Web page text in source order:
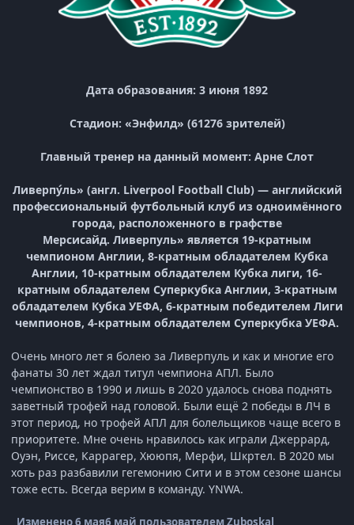
Дата образования: 3 июня 1892
Стадион: «Энфилд» (61276 зрителей)
Главный тренер на данный момент: Арне Слот
Ливерпу́ль» (англ. Liverpool Football Club) — английский
профессиональный футбольный клуб из одноимённого
города, расположенного в графстве
Мерсисайд. Ливерпуль» является 19-кратным
чемпионом Англии, 8-кратным обладателем Кубка
Англии, 10-кратным обладателем Кубка лиги, 16-
кратным обладателем Суперкубка Англии, 3-кратным
обладателем Кубка УЕФА, 6-кратным победителем Лиги
чемпионов, 4-кратным обладателем Суперкубка УЕФА.
Очень много лет я болею за Ливерпуль и как и многие его
фанаты 30 лет ждал титул чемпиона АПЛ. Было
чемпионство в 1990 и лишь в 2020 удалось снова поднять
заветный трофей над головой. Были ещё 2 победы в ЛЧ в
этот период, но трофей АПЛ для болельщиков чаще всего в
приоритете. Мне очень нравилось как играли Джеррард,
Оуэн, Риссе, Каррагер, Хююпя, Мерфи, Шкртел. В 2020 мы
хоть раз разбавили гегемонию Сити и в этом сезоне шансы
тоже есть. Всегда верим в команду. YNWA.
Изменено6 мая6 май пользователем Zuboskal